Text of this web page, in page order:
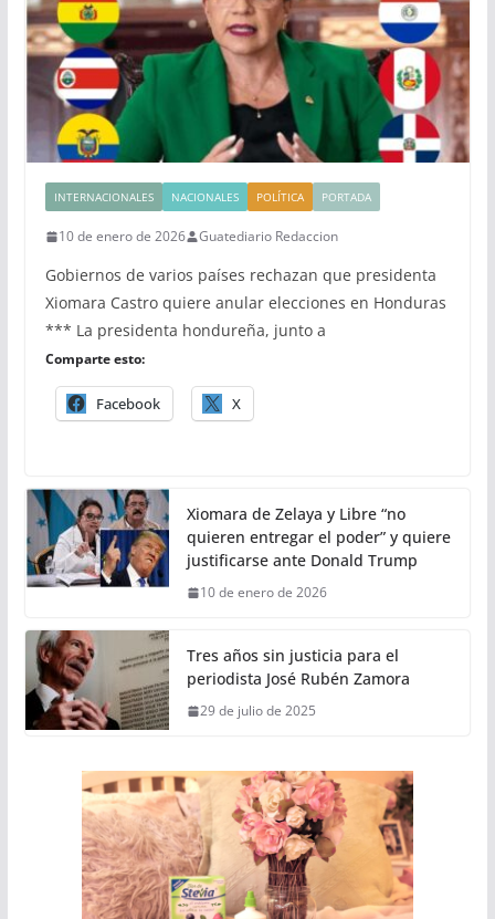
INTERNACIONALES NACIONALES POLÍTICA PORTADA
10 de enero de 2026 Guatediario Redaccion
Gobiernos de varios países rechazan que presidenta
Xiomara Castro quiere anular elecciones en Honduras
*** La presidenta hondureña, junto a
Comparte esto:
Facebook X
Xiomara de Zelaya y Libre “no
quieren entregar el poder” y quiere
justificarse ante Donald Trump
10 de enero de 2026
Tres años sin justicia para el
periodista José Rubén Zamora
29 de julio de 2025